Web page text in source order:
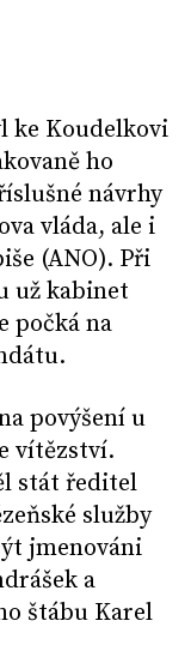
ke Koudelkovi
ho
návrhy
vláda, ale i
(ANO). Při
už kabinet
počká na
povýšení u
vítězství.
stát ředitel
služby
jmenováni
a
štábu Karel